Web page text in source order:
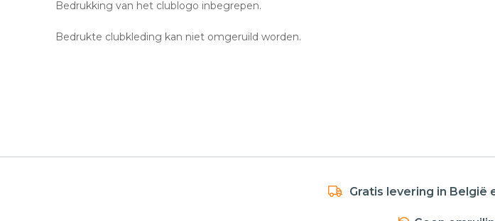
Bedrukking van het clublogo inbegrepen.
Bedrukte clubkleding kan niet omgeruild worden.
Gratis levering in België